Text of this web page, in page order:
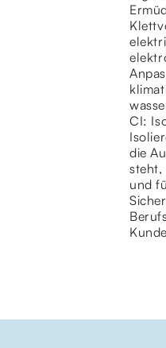
CI:
die
steht,
und